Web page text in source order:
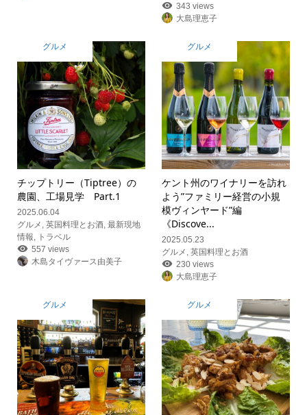
343 views
大島理恵子
グルメ
チップトリー（Tiptree）の
農園、工場見学 Part.1
2025.06.04
グルメ , 英国料理とお酒, 最新現地
情報, トラベル
557 views
木島タイヴァース由美子
グルメ
ケント州のワイナリーを訪れ
よう”ファミリー経営の小規
模ヴィンヤード”編
《Discove...
2025.05.23
グルメ ,英国料理とお酒
230 views
大島理恵子
グルメ グルメ